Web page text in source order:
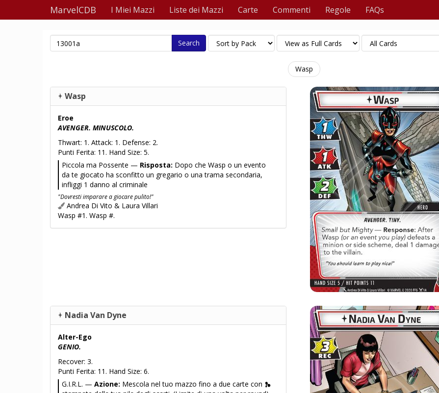
MarvelCDB I Miei Mazzi Liste dei Mazzi Carte Commenti Regole FAQs
Search
Wasp
Wasp
Eroe
AVENGER. MINUSCOLO.
Thwart: 1. Attack: 1. Defense: 2.
Punti Ferita: 11. Hand Size: 5.
Piccola ma Possente — Risposta: Dopo che Wasp o un evento
da te giocato ha sconfitto un gregario o una trama secondaria,
infliggi 1 danno al criminale
"Dovresti imparare a giocare pulito!"
Andrea Di Vito & Laura Villari
Wasp #1. Wasp #.
Nadia Van Dyne
Alter-Ego
GENIO.
Recover: 3.
Punti Ferita: 11. Hand Size: 6.
G.I.R.L. — Azione: Mescola nel tuo mazzo fino a due carte con